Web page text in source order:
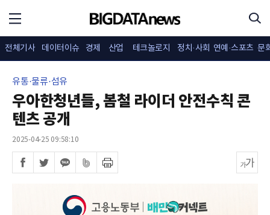
전체기사 데이터이슈 경제 산업 테크놀로지 정치·사회 연예·스포츠 문
유통·물류·섬유
우아한청년들, 봄철 라이더 안전수칙 콘
텐츠 공개
2025-04-25 09:58:10